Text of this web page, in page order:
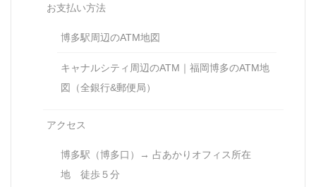
お支払い方法
博多駅周辺のATM地図
キャナルシティ周辺のATM｜福岡博多のATM地
図（全銀行&郵便局）
アクセス
博多駅（博多口）→ 占あかりオフィス所在
地 徒歩５分